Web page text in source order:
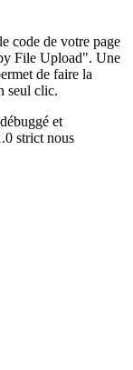
code de votre page
File Upload". Une
de faire la
seul clic.
et
strict nous